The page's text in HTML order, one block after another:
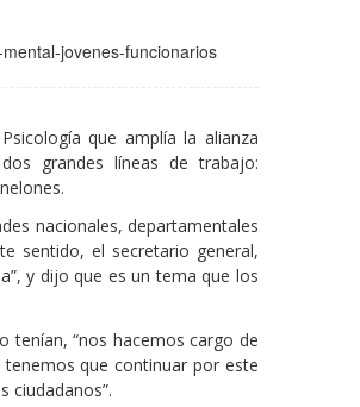
jovenes-funcionarios
que amplía la alianza
grandes líneas de trabajo:
nacionales, departamentales
sentido, el secretario general,
y dijo que es un tema que los
tenían, “nos hacemos cargo de
que continuar por este
ciudadanos”.